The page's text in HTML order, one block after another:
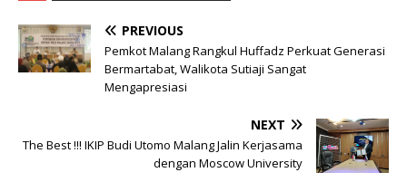
PREVIOUS
Pemkot Malang Rangkul Huffadz Perkuat Generasi
Bermartabat, Walikota Sutiaji Sangat
Mengapresiasi
NEXT
The Best !!! IKIP Budi Utomo Malang Jalin Kerjasama
dengan Moscow University